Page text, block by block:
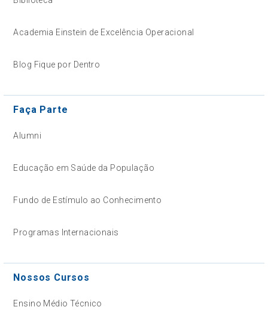
Academia Einstein de Excelência Operacional
Blog Fique por Dentro
Faça Parte
Alumni
Educação em Saúde da População
Fundo de Estímulo ao Conhecimento
Programas Internacionais
Nossos Cursos
Ensino Médio Técnico